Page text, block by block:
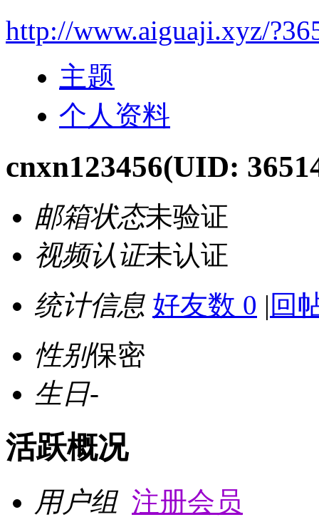
http://www.aiguaji.xyz/
主题
个人资料
cnxn123456(UID:
邮箱状态未验证
视频认证未认证
统计信息 好友数 0 | 回
性别保密
生日-
活跃概况
用户组 注册会员